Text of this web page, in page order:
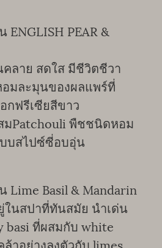
ENGLISH PEAR &
คลาย สดใส มีชีวิตชีวา
มละมุนของผลแพร์ที่
กฟรีเซียสีขาว
Patchouli พืชชนิดหอม
บสไปซ์ซี่อบอุ่น
Lime Basil & Mandarin
ในสปาที่ทันสมัย นำเด่น
basi ที่ผสมกับ white
าอย่างลงตัวกับ limes